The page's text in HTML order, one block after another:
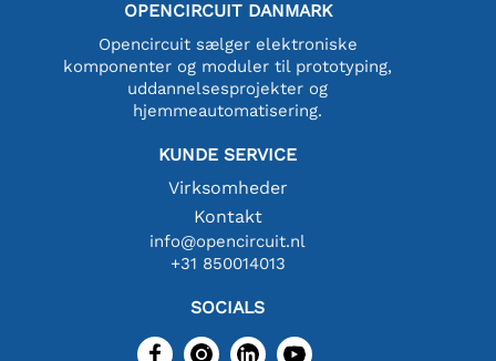
OPENCIRCUIT DANMARK
Opencircuit sælger elektroniske
komponenter og moduler til prototyping,
uddannelsesprojekter og
hjemmeautomatisering.
KUNDE SERVICE
Virksomheder
Kontakt
info@opencircuit.nl
+31 850014013
SOCIALS